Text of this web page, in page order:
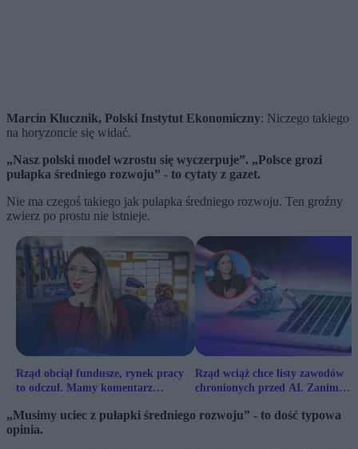
Marcin Klucznik, Polski Instytut Ekonomiczny: Niczego takiego
na horyzoncie się widać.
„Nasz polski model wzrostu się wyczerpuje”. „Polsce grozi
pułapka średniego rozwoju” - to cytaty z gazet.
Nie ma czegoś takiego jak pułapka średniego rozwoju. Ten groźny
zwierz po prostu nie istnieje.
Rząd obciął fundusze, rynek pracy
to odczuł. Mamy komentarz
Rząd wciąż chce listy zawodów
chronionych przed AI. Zanim
„Musimy uciec z pułapki średniego rozwoju” - to dość typowa
opinia.